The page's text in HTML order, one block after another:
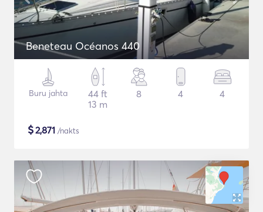
Beneteau Océanos 440
Buru jahta
44 ft
13 m
8 4 4
$2,871 /nakts